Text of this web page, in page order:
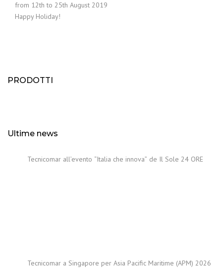
PRODOTTI
from 12th to 25th August 2019
Happy Holiday!
Ultime news
Tecnicomar all’evento “Italia che innova” de Il Sole 24 ORE
Tecnicomar a Singapore per Asia Pacific Maritime (APM) 2026